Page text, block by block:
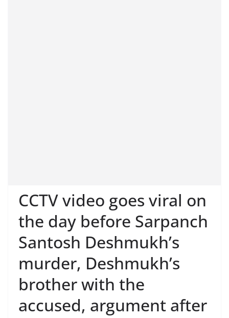
CCTV video goes viral on
the day before Sarpanch
Santosh Deshmukh’s
murder, Deshmukh’s
brother with the
accused, argument after